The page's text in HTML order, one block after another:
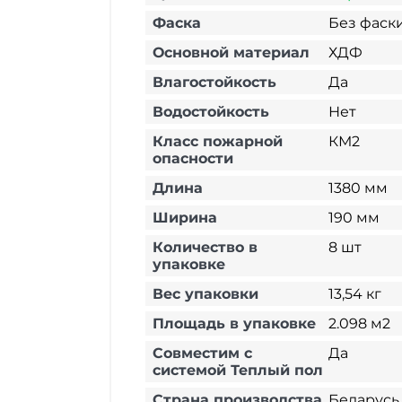
Фаска
Без
Основной материал
ХДФ
Влагостойкость
Да
Водостойкость
Нет
Класс пожарной
опасности
КМ2
Длина
1380 мм
Ширина
190 мм
Количество в
упаковке
8 шт
Вес упаковки
13,54 кг
Площадь в упаковке
2.098 м2
Совместим с
системой Теплый пол
Да